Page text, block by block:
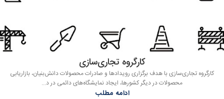
کارگروه تجاری‌سازی
کارگروه تجاری‌سازی با هدف برگزاری رویدادها و صادرات محصولات دانش‌بنیان، بازاریابی
محصولات در دیگر کشورها، ایجاد نمایشگاه‌های دائمی در د...
ادامه مطلب